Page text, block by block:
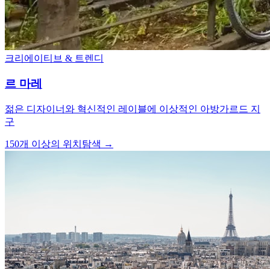
크리에이티브 & 트렌디
르 마레
젊은 디자이너와 혁신적인 레이블에 이상적인 아방가르드 지
구
150개 이상의 위치 탐색 →